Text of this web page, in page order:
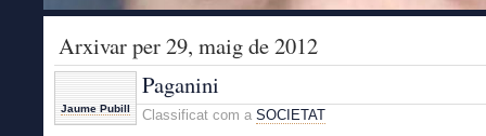
Arxivar per 29, maig de 2012
Jaume Pubill
Paganini
Classificat com a SOCIETAT